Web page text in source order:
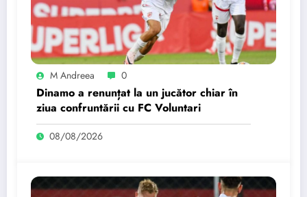
M Andreea 0
Dinamo a renunțat la un jucător chiar în
ziua confruntării cu FC Voluntari
08/08/2026